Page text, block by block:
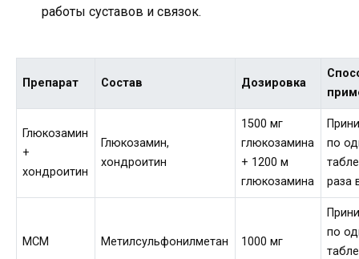
работы суставов и связок.
Препарат Состав Дозировка
Глюкозамин
+
хондроитин
Глюкозамин,
хондроитин
1500 мг
глюкозамина
+ 1200 м
глюкозамина
по
раза
МСМ Метилсульфонилметан 1000 мг
по